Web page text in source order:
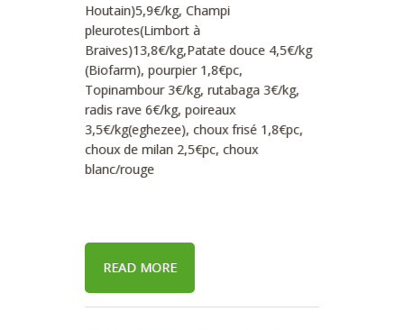
Houtain)5,9€/kg, Champi
pleurotes(Limbort à
Braives)13,8€/kg,Patate douce 4,5€/kg
(Biofarm), pourpier 1,8€pc,
Topinambour 3€/kg, rutabaga 3€/kg,
radis rave 6€/kg, poireaux
3,5€/kg(eghezee), choux frisé 1,8€pc,
choux de milan 2,5€pc, choux
blanc/rouge
READ MORE